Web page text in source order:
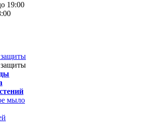
19:00
защиты
защиты
мыло